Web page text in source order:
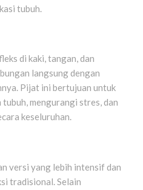
tubuh.
di kaki, tangan, dan
langsung dengan
Pijat ini bertujuan untuk
mengurangi stres, dan
keseluruhan.
versi yang lebih intensif dan
tradisional. Selain